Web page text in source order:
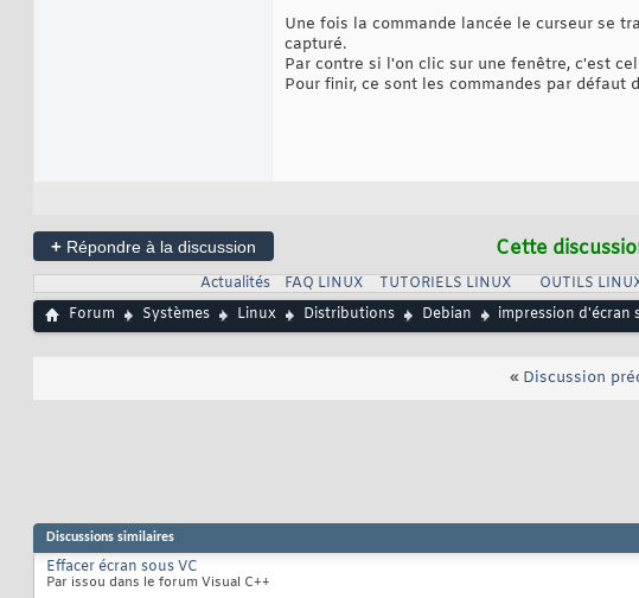
Une fois la commande lancée le curseur se
capturé.
Par contre si l'on clic sur une fenêtre, c'est
Pour finir, ce sont les commandes par défaut
+ Répondre à la discussion Cette
Actualités FAQ LINUX TUTORIELS LINUX OUTILS
Forum
Systèmes Linux Distributions Debian impression d'écran
« Discussion
Discussions similaires
Effacer écran sous VC
Par issou dans le forum Visual C++